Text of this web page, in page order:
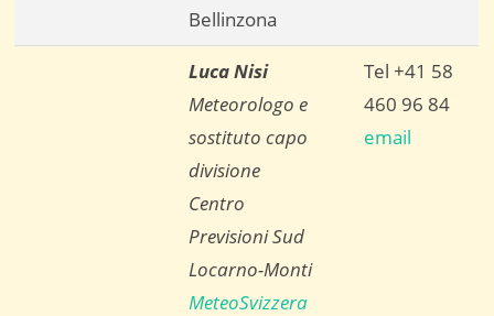
Bellinzona
Luca Nisi
Meteorologo e
sostituto capo
divisione
Centro
Previsioni Sud
Locarno-Monti
MeteoSvizzera
Tel +41 58
460 96 84
email